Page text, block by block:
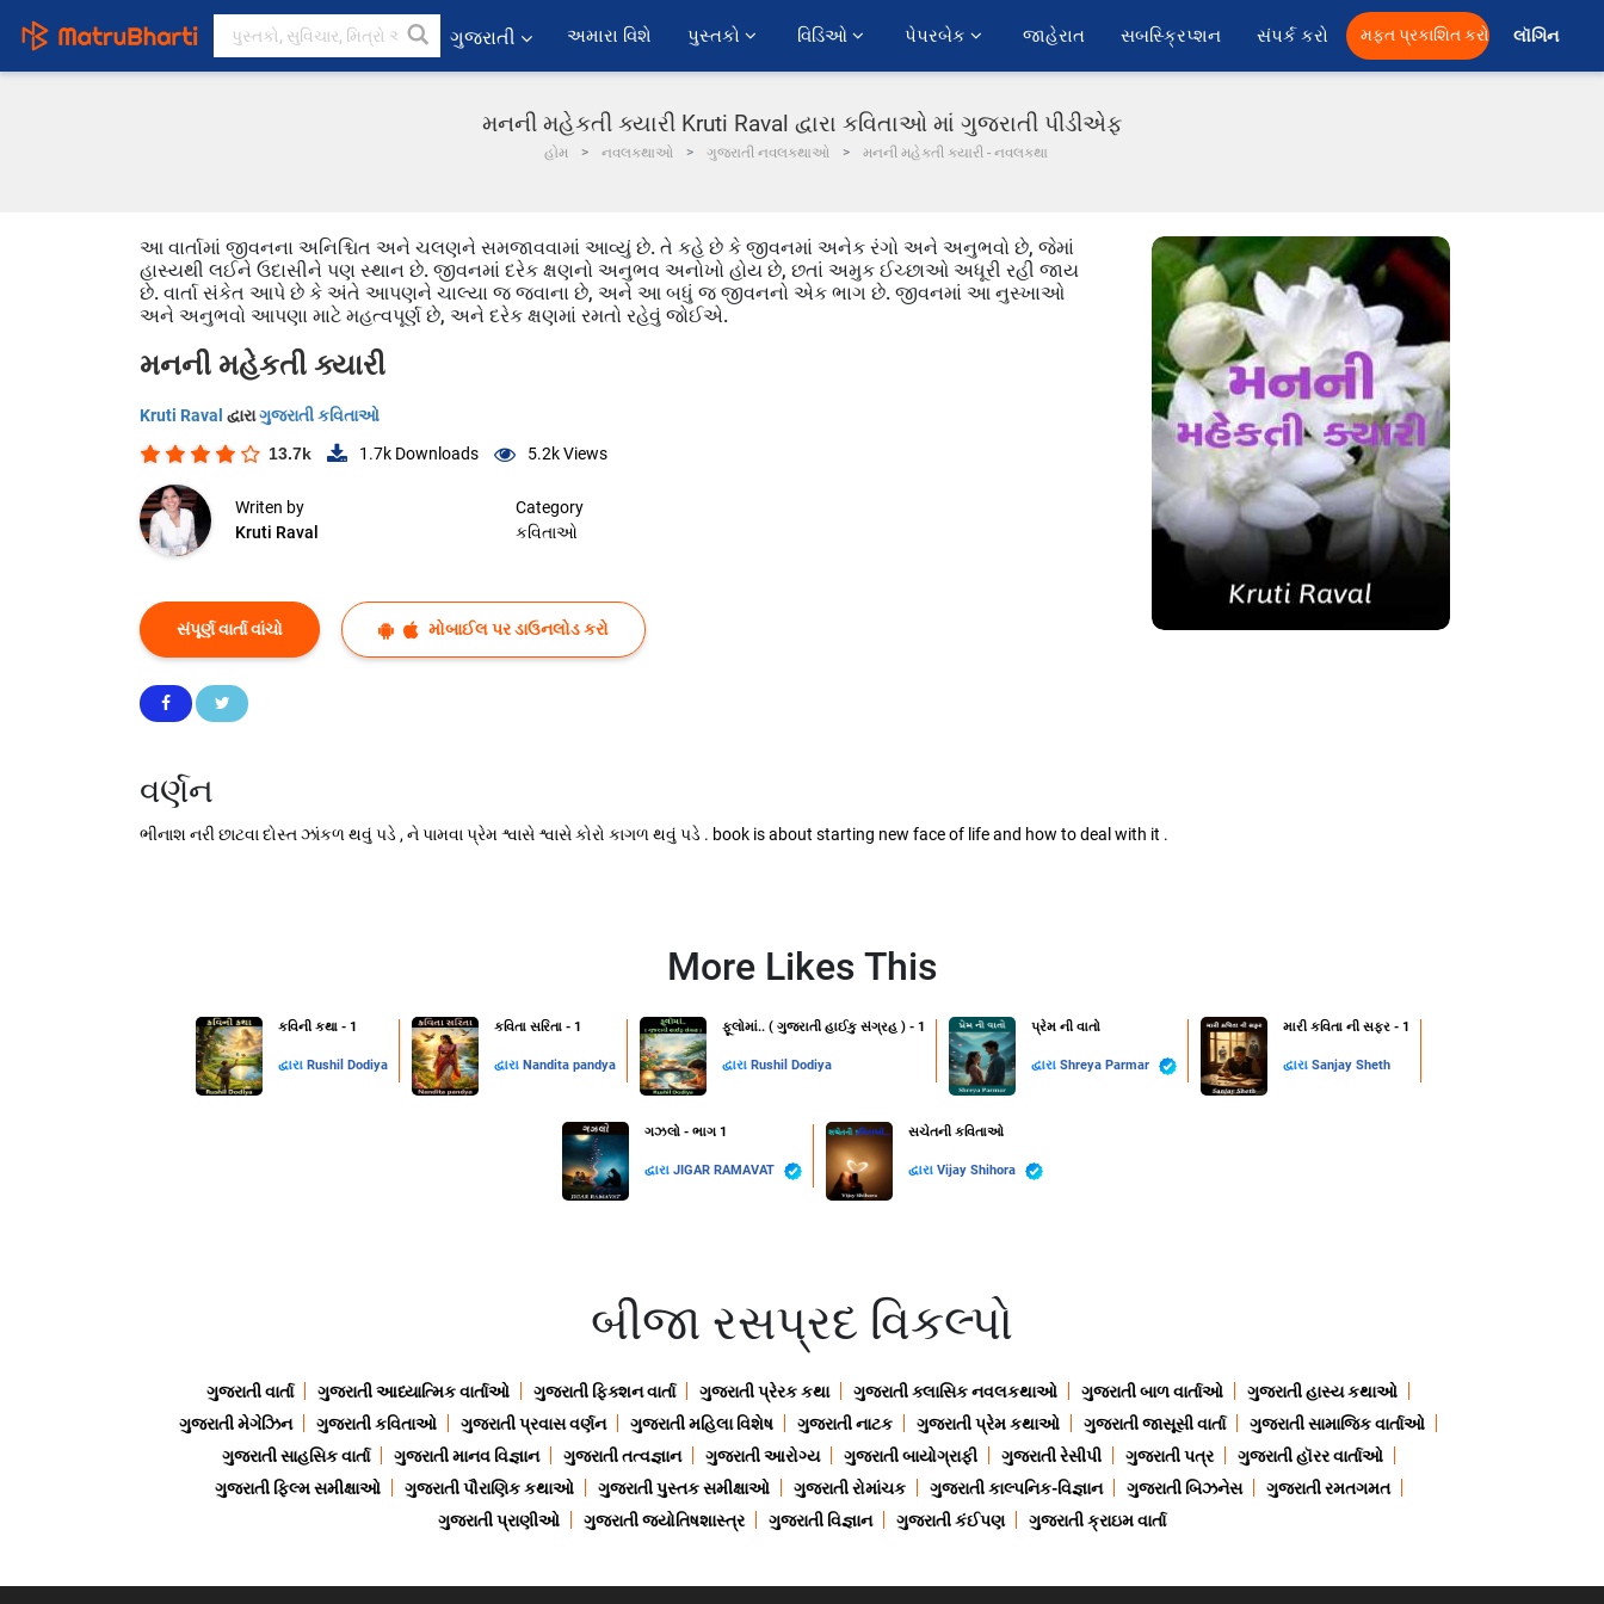
ગુજરાતી અમારા વિશે પુસ્તકો વિડિઓ પેપરબેક જાહેરાત સબસ્ક્રિપ્શન સંપર્ક કરો મફત પ્રકાશિત કરો લૉગિન
મનની મહેકતી ક્યારી Kruti Raval દ્વારા કવિતાઓ માં ગુજરાતી પીડીએફ
હોમ નવલકથાઓ ગુજરાતી નવલકથાઓ મનની મહેકતી ક્યારી - નવલકથા
આ વાર્તામાં જીવનના અનિશ્ચિત અને ચલણને સમજાવવામાં આવ્યું છે. તે કહે છે કે જીવનમાં અનેક રંગો અને અનુભવો છે, જેમાં
હાસ્યથી લઈને ઉદાસીને પણ સ્થાન છે. જીવનમાં દરેક ક્ષણનો અનુભવ અનોખો હોય છે, છતાં અમુક ઈચ્છાઓ અધૂરી રહી જાય
છે. વાર્તા સંકેત આપે છે કે અંતે આપણને ચાલ્યા જ જવાના છે, અને આ બધું જ જીવનનો એક ભાગ છે. જીવનમાં આ નુસ્ખાઓ
અને અનુભવો આપણા માટે મહત્વપૂર્ણ છે, અને દરેક ક્ષણમાં રમતો રહેવું જોઈએ.
મનની મહેકતી ક્યારી
Kruti Raval દ્વારાગુજરાતી કવિતાઓ
13.7k 1.7k Downloads 5.2kViews
Writen by
Kruti Raval
Category
કવિતાઓ
સંપૂર્ણ વાર્તા વાંચો મોબાઈલ પર ડાઉનલોડ કરો
વર્ણન
ભીનાશ નરી છાટવા દોસ્ત ઝાંકળ થવું પડે , ને પામવા પ્રેમ શ્વાસે શ્વાસે કોરો કાગળ થવું પડે . book is about starting new face of life and how to deal with it .
More Likes This
કવિની કથા - 1
દ્વારા Rushil Dodiya
કવિતા સરિતા - 1
દ્વારા Nandita pandya
ફૂલોમાં.. ( ગુજરાતી હાઈકુ સંગ્રહ ) - 1
દ્વારા Rushil Dodiya
પ્રેમ ની વાતો
દ્વારા Shreya Parmar
મારી કવિતા ની સફર - 1
દ્વારા Sanjay Sheth
ગઝલો - ભાગ 1
દ્વારા JIGAR RAMAVAT
સચેતની કવિતાઓ
દ્વારા Vijay Shihora
બીજા રસપ્રદ વિકલ્પો
ગુજરાતી વાર્તા ગુજરાતી આધ્યાત્મિક વાર્તાઓ ગુજરાતી ફિક્શન વાર્તા ગુજરાતી પ્રેરક કથા ગુજરાતી ક્લાસિક નવલકથાઓ ગુજરાતી બાળ વાર્તાઓ
ગુજરાતી હાસ્ય કથાઓ
ગુજરાતી મેગેઝિન
ગુજરાતી કવિતાઓ ગુજરાતી પ્રવાસ વર્ણન ગુજરાતી મહિલા વિશેષ ગુજરાતી નાટક ગુજરાતી પ્રેમ કથાઓ ગુજરાતી જાસૂસી વાર્તા
ગુજરાતી સામાજિક વાર્તાઓ
ગુજરાતી સાહસિક વાર્તા
ગુજરાતી માનવ વિજ્ઞાન ગુજરાતી તત્વજ્ઞાન ગુજરાતી આરોગ્ય ગુજરાતી બાયોગ્રાફી ગુજરાતી રેસીપી ગુજરાતી પત્ર
ગુજરાતી હૉરર વાર્તાઓ
ગુજરાતી ફિલ્મ સમીક્ષાઓ
ગુજરાતી પૌરાણિક કથાઓ ગુજરાતી પુસ્તક સમીક્ષાઓ ગુજરાતી રોમાંચક ગુજરાતી કાલ્પનિક-વિજ્ઞાન ગુજરાતી બિઝનેસ
ગુજરાતી રમતગમત
ગુજરાતી પ્રાણીઓ
ગુજરાતી જ્યોતિષશાસ્ત્ર ગુજરાતી વિજ્ઞાન ગુજરાતી કંઈપણ ગુજરાતી ક્રાઇમ વાર્તા